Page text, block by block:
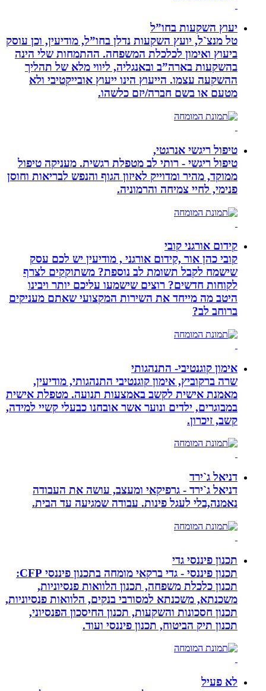
יעוץ השקעות בחו”ל
טל מנצ`ל, יועץ השקעות נדלן בחו”ל, מודיעין, וכן עוסק
ביעוץ ואימון לכלכלת המשפחה. ההתמחות שלי הינה
בהשקעות בארה”ב ובאנגליה, ליווי מלא של תהליך
ההשקעה עצמו. הייעוץ הינו ייעוץ אובייקטיבי ולא
מטעם או בשם חברה/יזם כלשהו.
טיפול ריגשי אנרגטי,
טיפול ריגשי - רותי לב מטפלת רגשית. מעניקה טיפול
ממוקד, מהיר ומדוייק לאיזון הגוף והנפש לבריאות וחוסן
פנימי, לחיי צמיחה והרמוניה.
קידום אורגני קובי
קובי כהן אור ,קידום אורגני , מודיעין יש לכם עסק
שישמח לקבל תשומת לב נוספת? משתוקקים לצרף
לקוחות חדשים? רוצים שישמעו עליכם יותר ויבינו
היטב מה מייחד את השירות המקצועי שאתם מעניקים
ברוחב לב?
אימון קוגנטיבי- התנהגותי
שרה ברקוביץ, אימון קוגנטיבי התנהגותי, מודיעין,
מאמנת אישית לקשב באמצעות תנועה. מטפלת אישית
במבוגרים, ילדים ונוער אשר אובחנו כבעלי קשיי למידה,
קשב, זיכרון.
דניאל ג`ירד
דניאל ג`ירד - גרפיקאי ומעצב, עושה את העבודה
נאמנה,בלי לעגל פינות. עבודה שמגיעה עד הבית.
תכנון פיננסי גדי
תכנון פיננסי - גדי ברקאי מומחה בתכנון פיננסי CFP:
תכנון כלכלת משפחה, תכנון הלוואות פנסיוניות,
משכנתא, משכנתא למסורבי בנקים, הלוואות פנסיוניות,
תכנון חסכונות והשקעות, תכנון החיסכון הפנסיוני,
תכנון תיק הביטוח, תכנון פיננסי ועוד.
לא פעיל